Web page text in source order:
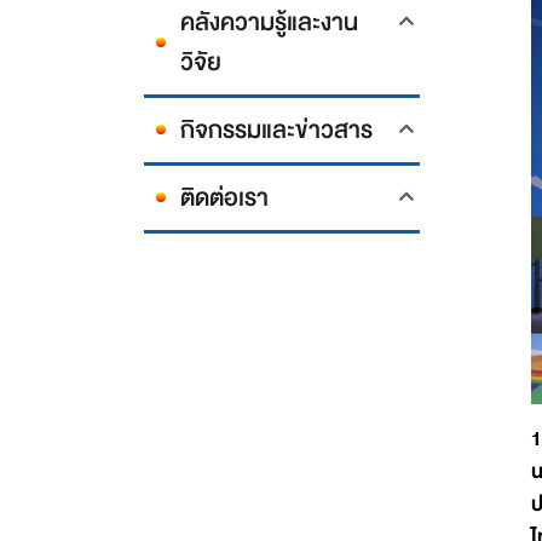
คลังความรู้และงาน
วิจัย
กิจกรรมและข่าวสาร
ติดต่อเรา